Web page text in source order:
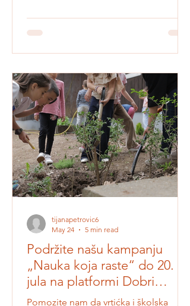
Kroz kampanju prikupljamo sredstva za
dva vrtića i dve osnovne škole. Cilj nam
je da deca dobiju učionice bez zidova
- baštenske leje, senzorne staze, kućice
za ptice, hotele za insekte, edukativne
instalacije, naučne pakete i podršku
edukatorima da ove prostore koriste za
svakodnevno učenje.
Podržite našu kampanju
„Nauka koja raste“ do 20.
jula na platformi Dobri
May 24
5 min read